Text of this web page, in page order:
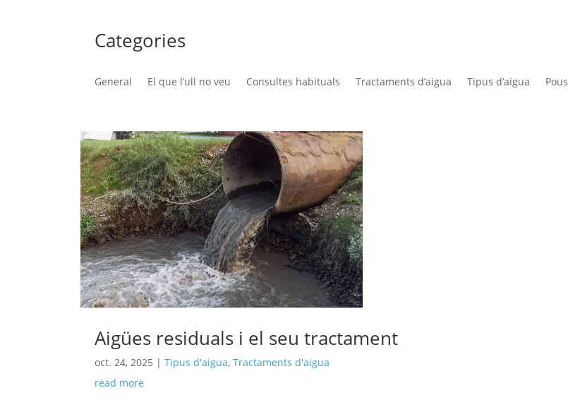
Categories
General El que l’ull no veu Consultes habituals Tractaments d’aigua Tipus d’aigua Pous
Aigües residuals i el seu tractament
oct. 24, 2025 |Tipus d'aigua,Tractaments d'aigua
read more